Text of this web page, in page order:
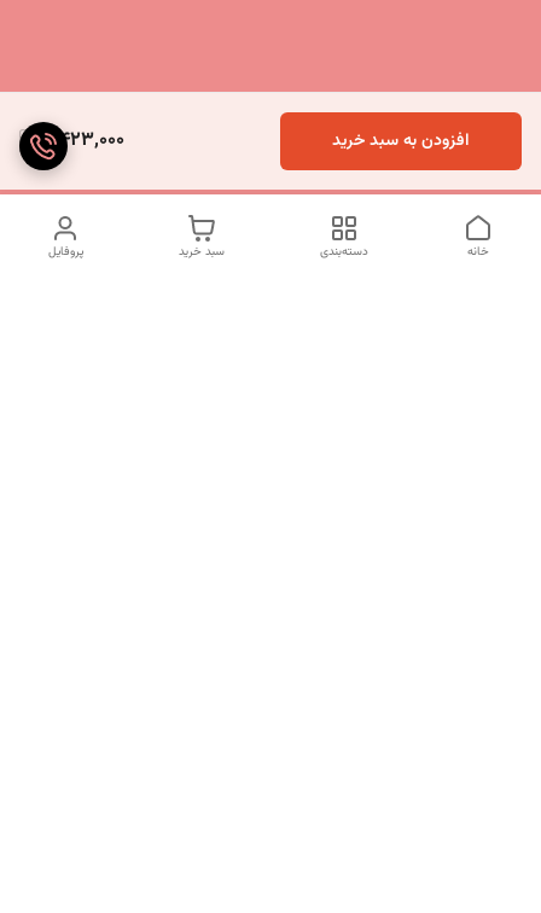
4,423,000 افزودن به سبد خرید
پروفایل سبد خرید دسته‌بندی خانه